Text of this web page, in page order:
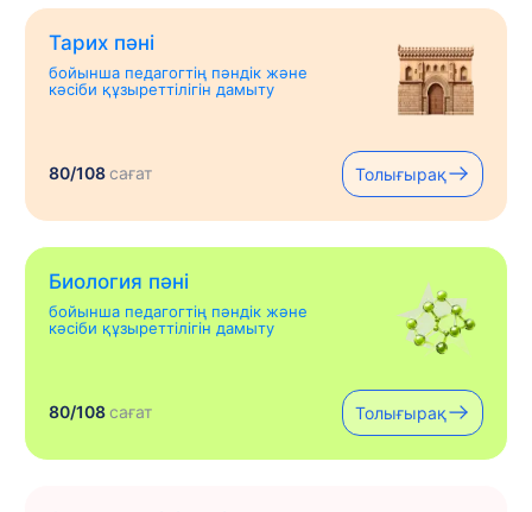
Тарих пәні
бойынша педагогтің пәндік және
кәсіби құзыреттілігін дамыту
80/108сағат Толығырақ
Биология пәні
бойынша педагогтің пәндік және
кәсіби құзыреттілігін дамыту
80/108сағат Толығырақ